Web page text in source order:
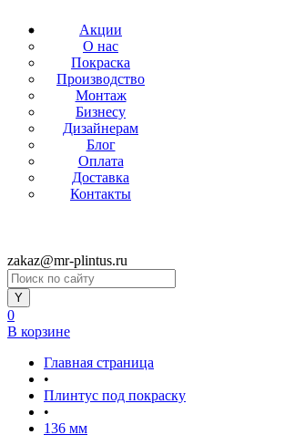
Акции
О нас
Покраска
Производство
Монтаж
Бизнесу
Дизайнерам
Блог
Оплата
Доставка
Контакты
zakaz@mr-plintus.ru
0
В корзине
Главная страница
•
Плинтус под покраску
•
136 мм